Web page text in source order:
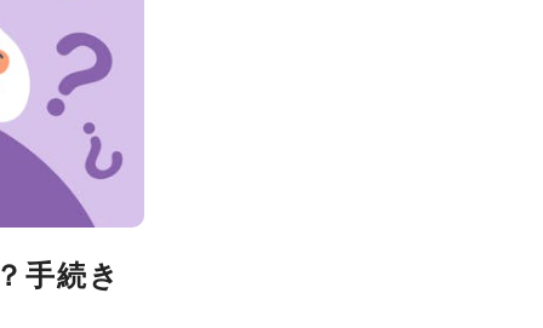
手続き